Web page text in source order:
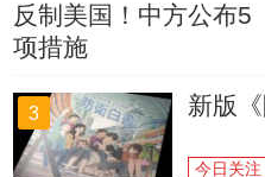
反制美国！中方公布5
项措施
3 新版
今日关注